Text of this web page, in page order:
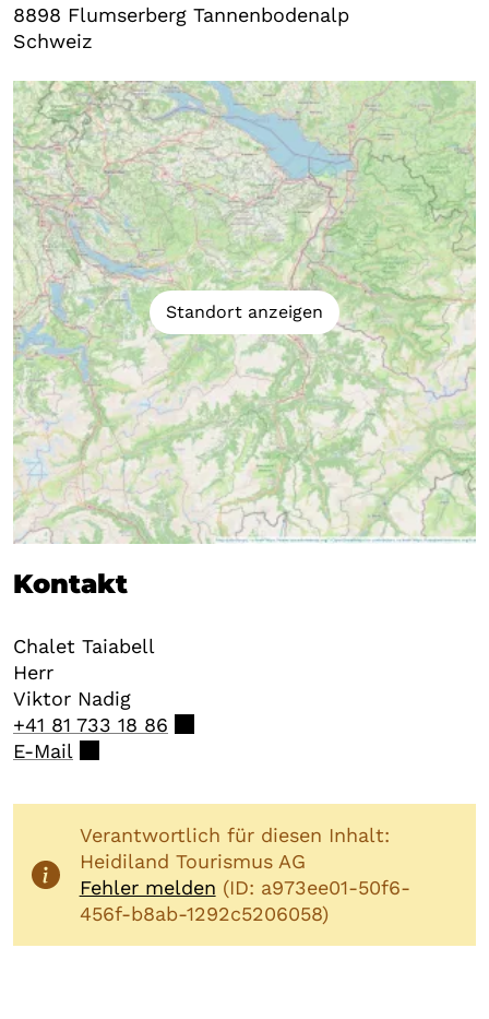
8898 Flumserberg Tannenbodenalp
Schweiz
Standort anzeigen
Kontakt
Chalet Taiabell
Herr
Viktor Nadig
+41 81 733 18 86
E-Mail
Verantwortlich für diesen Inhalt:
Heidiland Tourismus AG
Fehler melden (ID: a973ee01-50f6-
456f-b8ab-1292c5206058)